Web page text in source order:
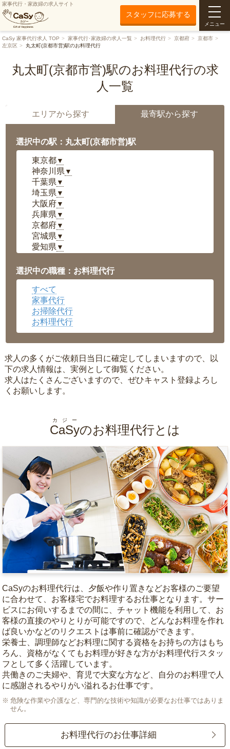
家事代行・家政婦の求人サイト
スタッフに応募する
メニュー
CaSy 家事代行求人 TOP 家事代行･家政婦の求人一覧 お料理代行 京都府
京都市
左京区
丸太町(京都市営)駅のお料理代行
丸太町(京都市営)駅のお料理代行の求
人一覧
エリアから探す 最寄駅から探す
選択中の駅：丸太町(京都市営)駅
東京都▼
神奈川県 ▼
千葉県 ▼
埼玉県 ▼
大阪府▼
兵庫県 ▼
京都府▼
宮城県 ▼
愛知県 ▼
岡山県▼
広島県▼
沖縄県
選択中の職種：お料理代行
すべて
家事代行
お掃除代行
お料理代行
求人の多くがご依頼日当日に確定してしまいますので、以
下の求人情報は、実例として御覧ください。
求人はたくさんございますので、ぜひキャスト登録よろし
くお願いします。
CaSy
カジー
のお料理代行とは
CaSyのお料理代行は、夕飯や作り置きなどお客様のご要望
に合わせて、お客様宅でお料理するお仕事となります。サー
ビスにお伺いするまでの間に、チャット機能を利用して、お
客様の直接のやりとりが可能ですので、どんなお料理を作れ
ば良いかなどのリクエストは事前に確認ができます。
栄養士、調理師などお料理に関する資格をお持ちの方はもち
ろん、資格がなくてもお料理が好きな方がお料理代行スタッ
フとして多く活躍しています。
共働きのご夫婦や、育児で大変な方など、自分のお料理で人
に感謝されるやりがい溢れるお仕事です。
危険な作業や介護など、専門的な技術や知識が必要なお仕事ではありま
せん。
お料理代行のお仕事詳細